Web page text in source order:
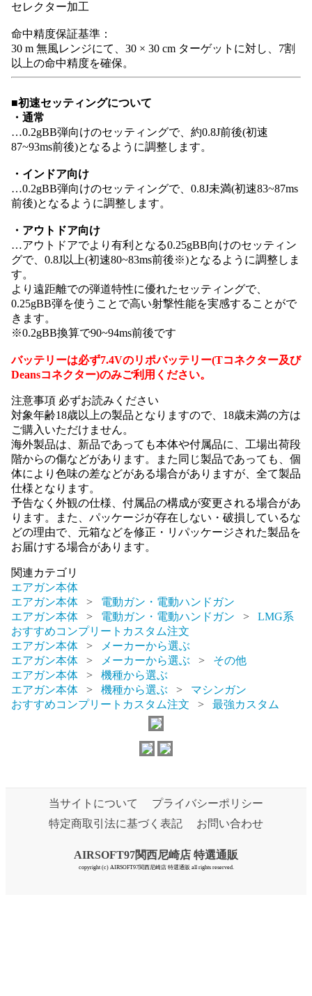
セレクター加工
命中精度保証基準：
30 m 無風レンジにて、30 × 30 cm ターゲットに対し、7割
以上の命中精度を確保。
■初速セッティングについて
・通常
…0.2gBB弾向けのセッティングで、約0.8J前後(初速
87~93ms前後)となるように調整します。
・インドア向け
…0.2gBB弾向けのセッティングで、0.8J未満(初速83~87ms
前後)となるように調整します。
・アウトドア向け
…アウトドアでより有利となる0.25gBB向けのセッティン
グで、0.8J以上(初速80~83ms前後※)となるように調整しま
す。
より遠距離での弾道特性に優れたセッティングで、
0.25gBB弾を使うことで高い射撃性能を実感することがで
きます。
※0.2gBB換算で90~94ms前後です
バッテリーは必ず7.4Vのリポバッテリー(Tコネクター及び
Deansコネクター)のみご利用ください。
注意事項 必ずお読みください
対象年齢18歳以上の製品となりますので、18歳未満の方は
ご購入いただけません。
海外製品は、新品であっても本体や付属品に、工場出荷段
階からの傷などがあります。また同じ製品であっても、個
体により色味の差などがある場合がありますが、全て製品
仕様となります。
予告なく外観の仕様、付属品の構成が変更される場合があ
ります。また、パッケージが存在しない・破損しているな
どの理由で、元箱などを修正・リパッケージされた製品を
お届けする場合があります。
関連カテゴリ
エアガン本体
エアガン本体
電動ガン・電動ハンドガン
エアガン本体
電動ガン・電動ハンドガン
LMG系
おすすめコンプリートカスタム注文
エアガン本体
メーカーから選ぶ
エアガン本体
メーカーから選ぶ
その他
エアガン本体
機種から選ぶ
エアガン本体
機種から選ぶ
マシンガン
おすすめコンプリートカスタム注文
最強カスタム
当サイトについて
プライバシーポリシー
特定商取引法に基づく表記
お問い合わせ
AIRSOFT97関西尼崎店 特選通販
copyright (c) AIRSOFT97関西尼崎店 特選通販 all rights reserved.